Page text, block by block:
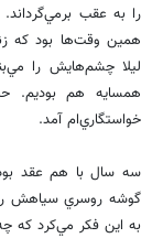
را به عقب
همين وقت‌ها بود كه
ليلا چشم‌هايش را
همسايه هم بوديم.
خواستگاري‌ام آمد.
سه سال با هم عقد
گوشه روسري سياهش
به اين فكر مي‌كرد كه